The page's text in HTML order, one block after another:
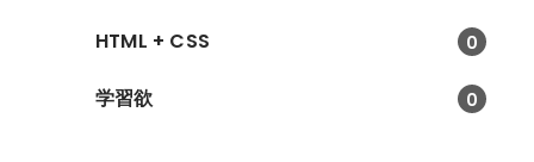
HTML + CSS 0
学習欲 0